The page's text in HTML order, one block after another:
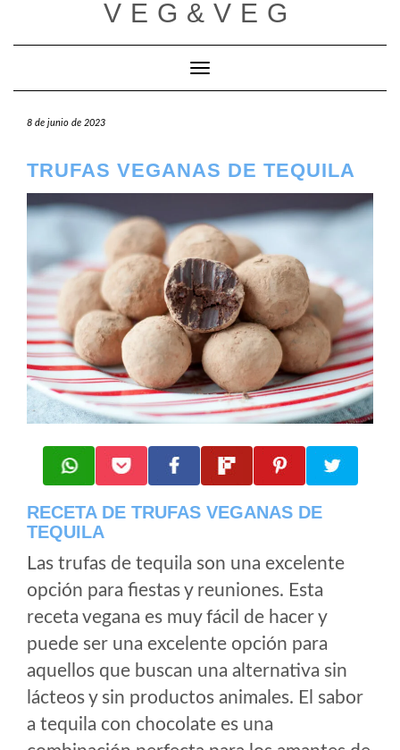
contenido
VEG&VEG
Cambiar modo de navegación
8 de junio de 2023
TRUFAS VEGANAS DE TEQUILA
RECETA DE TRUFAS VEGANAS DE
TEQUILA
Las trufas de tequila son una excelente
opción para fiestas y reuniones. Esta
receta vegana es muy fácil de hacer y
puede ser una excelente opción para
aquellos que buscan una alternativa sin
lácteos y sin productos animales. El sabor
a tequila con chocolate es una